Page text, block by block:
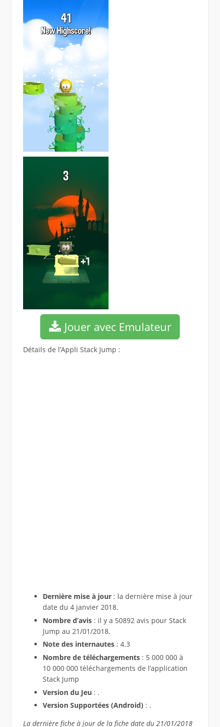
Jouer avec Emulateur
Détails de l’Appli Stack Jump :
Dernière mise à jour: la dernière mise à jour
date du 4 janvier 2018.
Nombre d’avis: il y a 50892 avis pour Stack
Jump au 21/01/2018.
Note des internautes: 4.3
Nombre de téléchargements : 5 000 000 à
10 000 000 téléchargements de l’application
Stack Jump
Version du Jeu : .
Version Supportées (Android): .
La dernière fiche à jour de la fiche date du 21/01/2018